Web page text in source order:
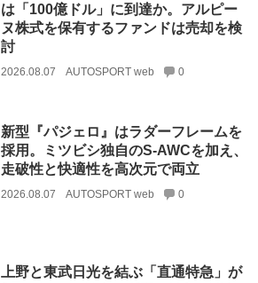
は「100億ドル」に到達か。アルピー
ヌ株式を保有するファンドは売却を検
討
2026.08.07 AUTOSPORT web 0
新型『パジェロ』はラダーフレームを
採用。ミツビシ独自のS-AWCを加え、
走破性と快適性を高次元で両立
2026.08.07 AUTOSPORT web 0
上野と東武日光を結ぶ「直通特急」が